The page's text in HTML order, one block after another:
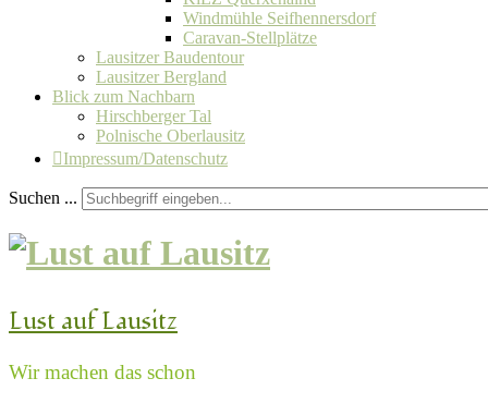
Windmühle Seifhennersdorf
Caravan-Stellplätze
Lausitzer Baudentour
Lausitzer Bergland
Blick zum Nachbarn
Hirschberger Tal
Polnische Oberlausitz
Impressum/Datenschutz
Suchen ...
Lust auf Lausitz
Wir machen das schon